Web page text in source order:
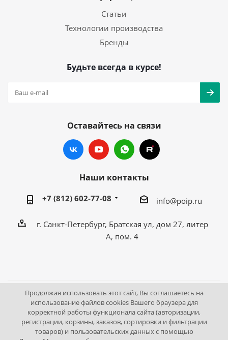
Статьи
Технологии производства
Бренды
Будьте всегда в курсе!
Оставайтесь на связи
Наши контакты
+7 (812) 602-77-08 info@poip.ru
г. Санкт-Петербург, Братская ул, дом 27, литер
А, пом. 4
2009 - 2026 © Промышленное оборудование Интернет
портал.
195043, г. Санкт-Петербург, Братская ул, дом 27, литер А,
Продолжая использовать этот сайт, Вы соглашаетесь на
использование файлов cookies Вашего браузера для
корректной работы функционала сайта (авторизации,
регистрации, корзины, заказов, сортировки и фильтрации
товаров) и пользовательских данных с помощью